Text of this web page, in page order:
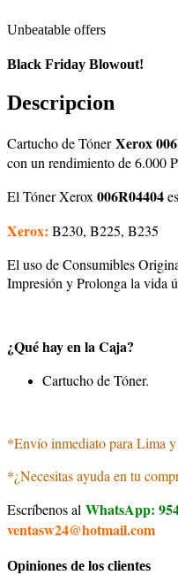
Unbeatable offers
Black Friday Blowout!
Descripcion
Cartucho de TónerXerox
con un rendimiento de 6.000
El Tóner Xerox 006R04404
Xerox: B230, B225, B235
El uso de Consumibles
Impresión y Prolonga la vida
¿Qué hay en la Caja?
Cartucho de Tóner.
*Envío inmediato para Lima
*¿Necesitas ayuda en tu
Escríbenos al WhatsApp:
ventasw24@hotmail.com
Opiniones de los clientes